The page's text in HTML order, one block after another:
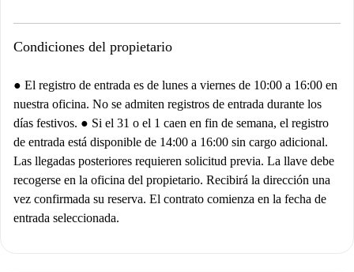
Condiciones del propietario
● El registro de entrada es de lunes a viernes de 10:00 a 16:00 en
nuestra oficina. No se admiten registros de entrada durante los
días festivos. ● Si el 31 o el 1 caen en fin de semana, el registro
de entrada está disponible de 14:00 a 16:00 sin cargo adicional.
Las llegadas posteriores requieren solicitud previa. La llave debe
recogerse en la oficina del propietario. Recibirá la dirección una
vez confirmada su reserva. El contrato comienza en la fecha de
entrada seleccionada.